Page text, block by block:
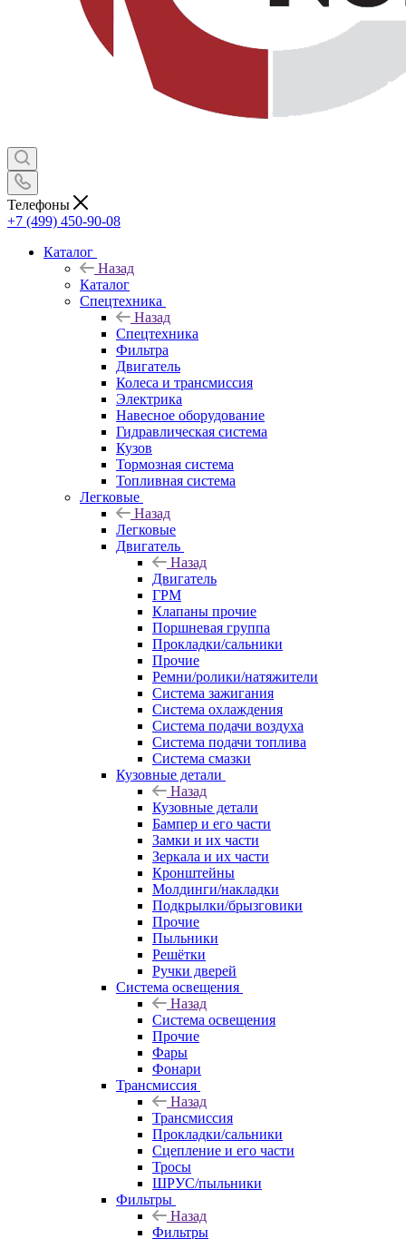
Телефоны
+7 (499) 450-90-08
Каталог
Назад
Каталог
Спецтехника
Назад
Спецтехника
Фильтра
Двигатель
Колеса и трансмиссия
Электрика
Навесное оборудование
Гидравлическая система
Кузов
Тормозная система
Топливная система
Легковые
Назад
Легковые
Двигатель
Назад
Двигатель
ГРМ
Клапаны прочие
Поршневая группа
Прокладки/сальники
Прочие
Ремни/ролики/натяжители
Система зажигания
Система охлаждения
Система подачи воздуха
Система подачи топлива
Система смазки
Кузовные детали
Назад
Кузовные детали
Бампер и его части
Замки и их части
Зеркала и их части
Кронштейны
Молдинги/накладки
Подкрылки/брызговики
Прочие
Пыльники
Решётки
Ручки дверей
Система освещения
Назад
Система освещения
Прочие
Фары
Фонари
Трансмиссия
Назад
Трансмиссия
Прокладки/сальники
Сцепление и его части
Тросы
ШРУС/пыльники
Фильтры
Назад
Фильтры